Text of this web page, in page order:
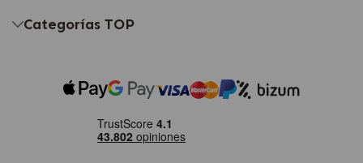
Categorías TOP